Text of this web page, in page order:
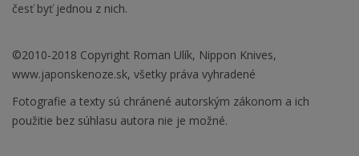
česť byť jednou z nich.
©2010-2018 Copyright Roman Ulík, Nippon Knives,
www.japonskenoze.sk, všetky práva vyhradené
Fotografie a texty sú chránené autorským zákonom a ich
použitie bez súhlasu autora nie je možné.